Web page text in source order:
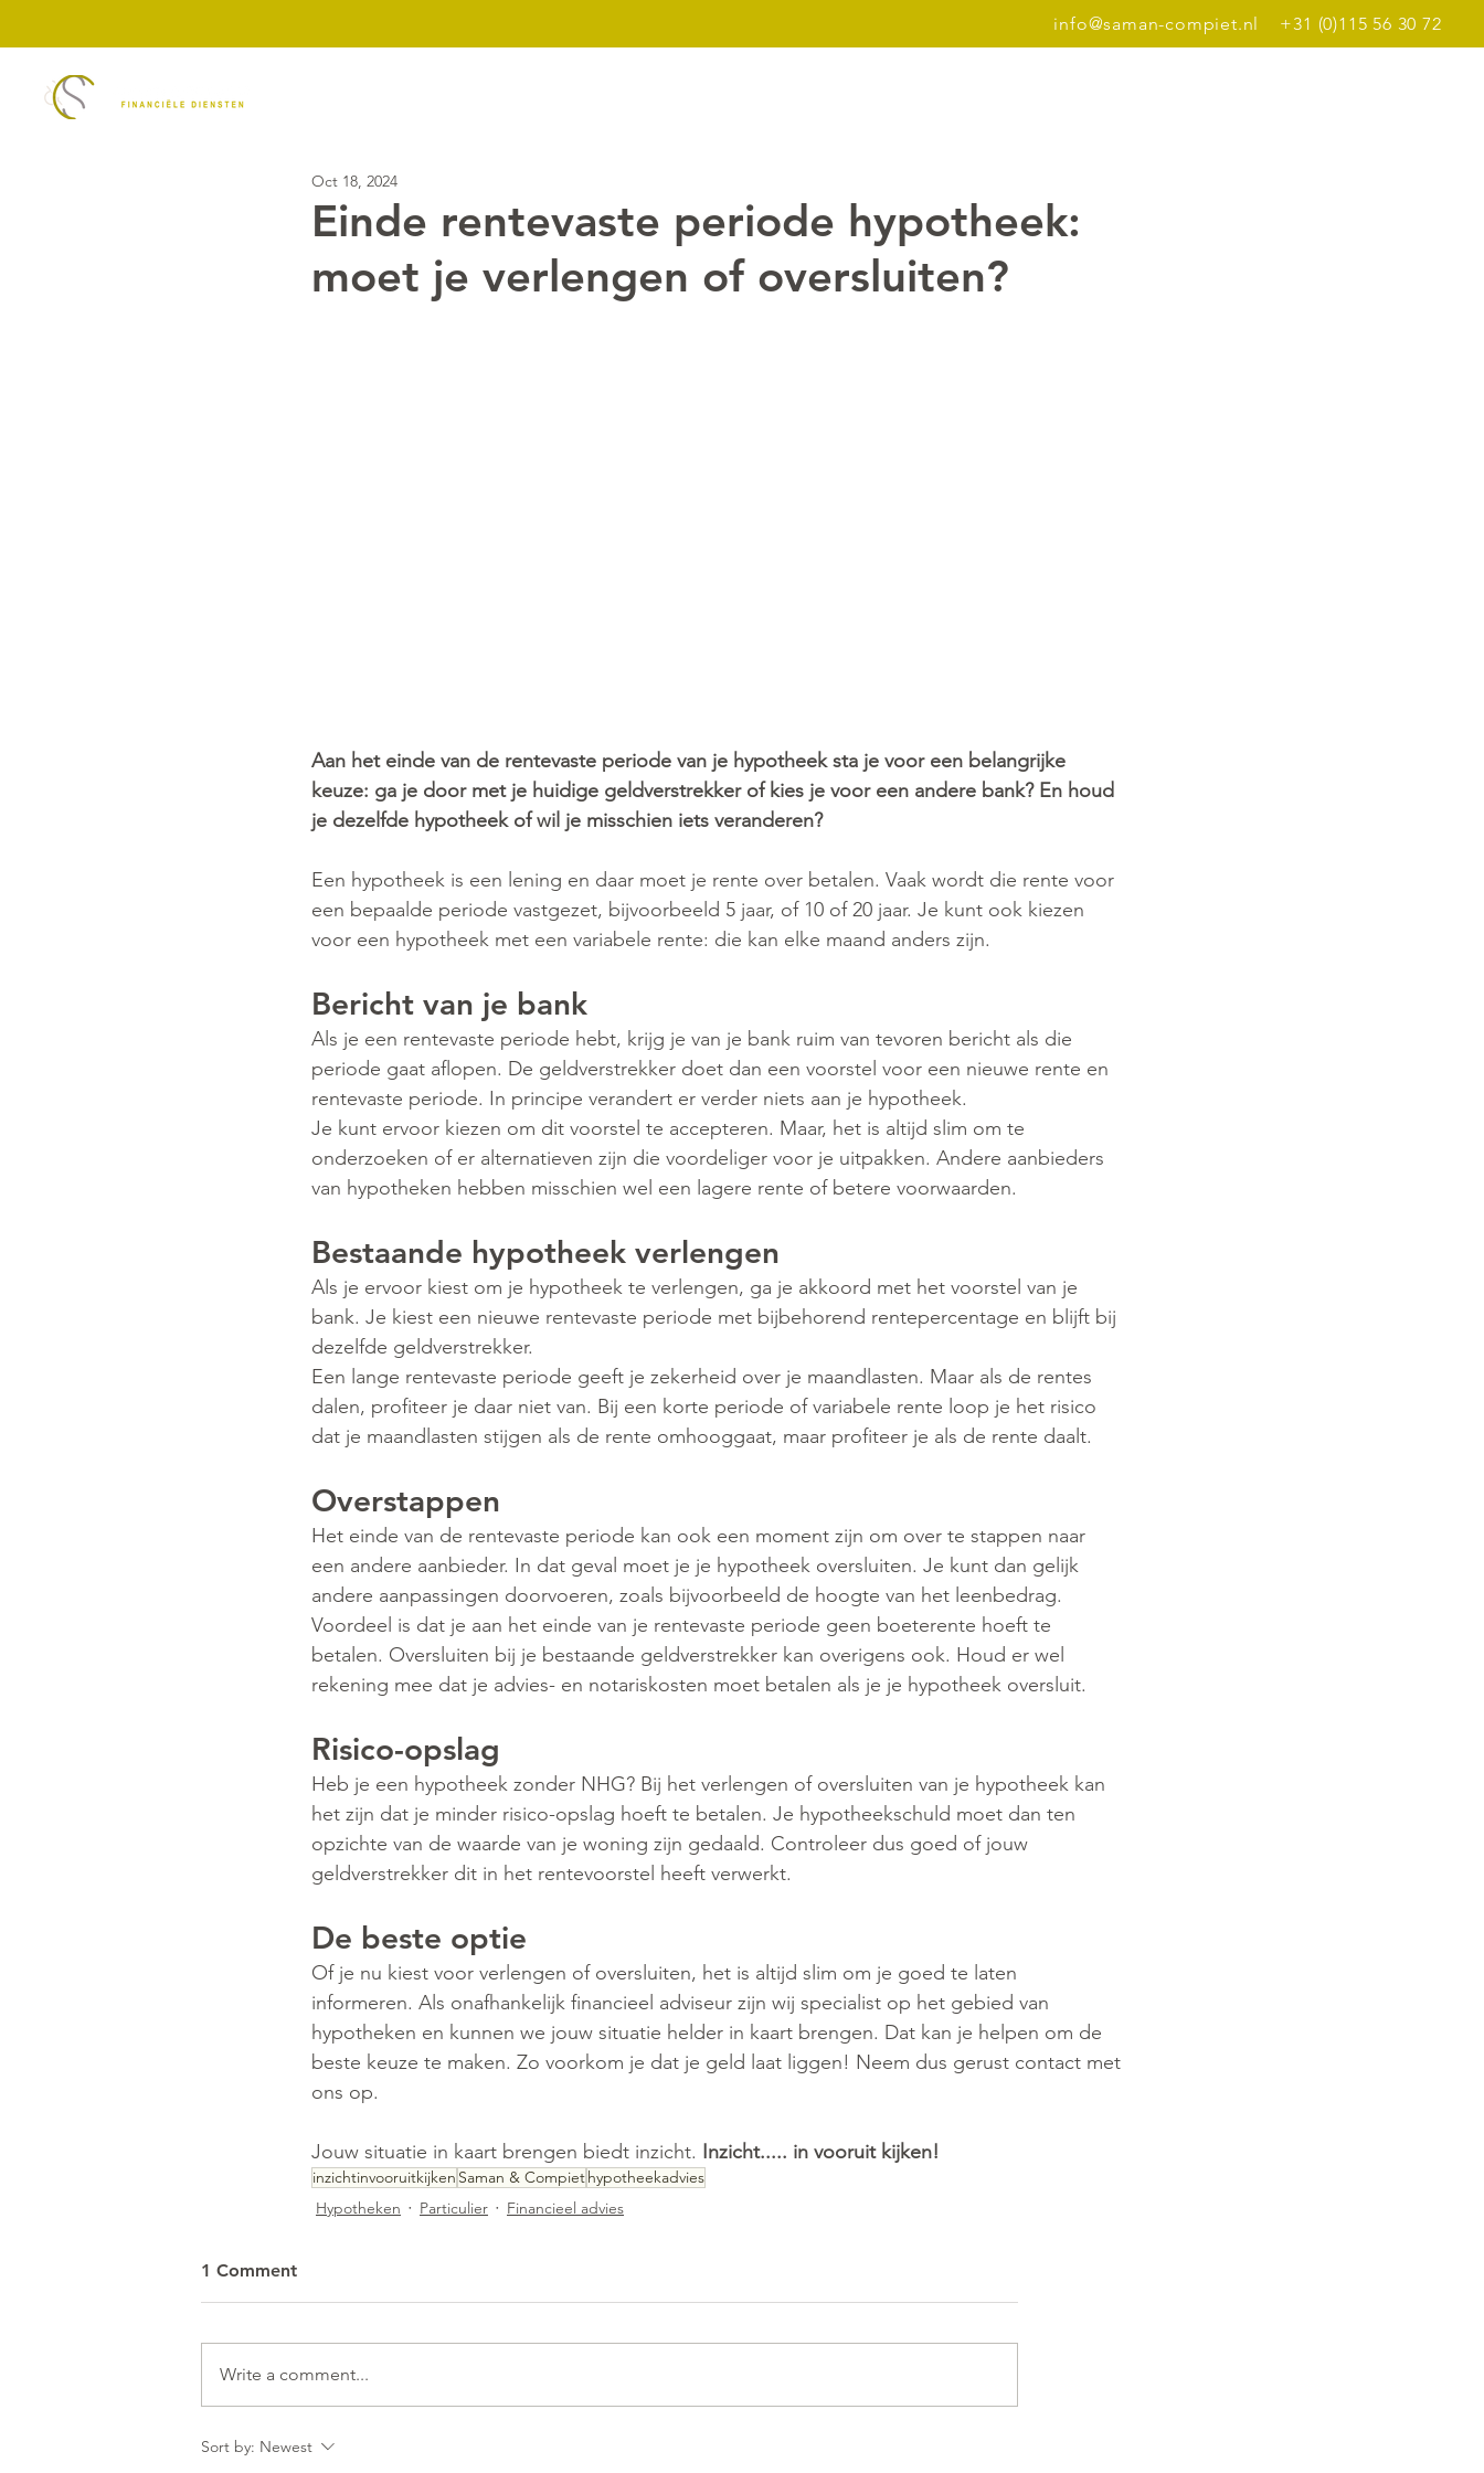
info@saman-compiet.nl +31 (0)115 56 30 72
Einde rentevaste periode hypotheek:
moet je verlengen of oversluiten?
Oct 18, 2024
Aan het einde van de rentevaste periode van je hypotheek sta je voor een belangrijke
keuze: ga je door met je huidige geldverstrekker of kies je voor een andere bank? En houd
je dezelfde hypotheek of wil je misschien iets veranderen?
Een hypotheek is een lening en daar moet je rente over betalen. Vaak wordt die rente voor
een bepaalde periode vastgezet, bijvoorbeeld 5 jaar, of 10 of 20 jaar. Je kunt ook kiezen
voor een hypotheek met een variabele rente: die kan elke maand anders zijn.
Bericht van je bank
Als je een rentevaste periode hebt, krijg je van je bank ruim van tevoren bericht als die
periode gaat aflopen. De geldverstrekker doet dan een voorstel voor een nieuwe rente en
rentevaste periode. In principe verandert er verder niets aan je hypotheek.
Je kunt ervoor kiezen om dit voorstel te accepteren. Maar, het is altijd slim om te
onderzoeken of er alternatieven zijn die voordeliger voor je uitpakken. Andere aanbieders
van hypotheken hebben misschien wel een lagere rente of betere voorwaarden.
Bestaande hypotheek verlengen
Als je ervoor kiest om je hypotheek te verlengen, ga je akkoord met het voorstel van je
bank. Je kiest een nieuwe rentevaste periode met bijbehorend rentepercentage en blijft bij
dezelfde geldverstrekker.
Een lange rentevaste periode geeft je zekerheid over je maandlasten. Maar als de rentes
dalen, profiteer je daar niet van. Bij een korte periode of variabele rente loop je het risico
dat je maandlasten stijgen als de rente omhooggaat, maar profiteer je als de rente daalt.
Overstappen
Het einde van de rentevaste periode kan ook een moment zijn om over te stappen naar
een andere aanbieder. In dat geval moet je je hypotheek oversluiten. Je kunt dan gelijk
andere aanpassingen doorvoeren, zoals bijvoorbeeld de hoogte van het leenbedrag.
Voordeel is dat je aan het einde van je rentevaste periode geen boeterente hoeft te
betalen. Oversluiten bij je bestaande geldverstrekker kan overigens ook. Houd er wel
rekening mee dat je advies- en notariskosten moet betalen als je je hypotheek oversluit.
Risico-opslag
Heb je een hypotheek zonder NHG? Bij het verlengen of oversluiten van je hypotheek kan
het zijn dat je minder risico-opslag hoeft te betalen. Je hypotheekschuld moet dan ten
opzichte van de waarde van je woning zijn gedaald. Controleer dus goed of jouw
geldverstrekker dit in het rentevoorstel heeft verwerkt.
De beste optie
Of je nu kiest voor verlengen of oversluiten, het is altijd slim om je goed te laten
informeren. Als onafhankelijk financieel adviseur zijn wij specialist op het gebied van
hypotheken en kunnen we jouw situatie helder in kaart brengen. Dat kan je helpen om de
beste keuze te maken. Zo voorkom je dat je geld laat liggen! Neem dus gerust contact met
ons op.
Jouw situatie in kaart brengen biedt inzicht. Inzicht..... in vooruit kijken!
inzichtinvooruitkijken Saman & Compiethypotheekadvies
Hypotheken
Particulier Financieel advies
1 Comment
Write a comment...
Sort by: Newest